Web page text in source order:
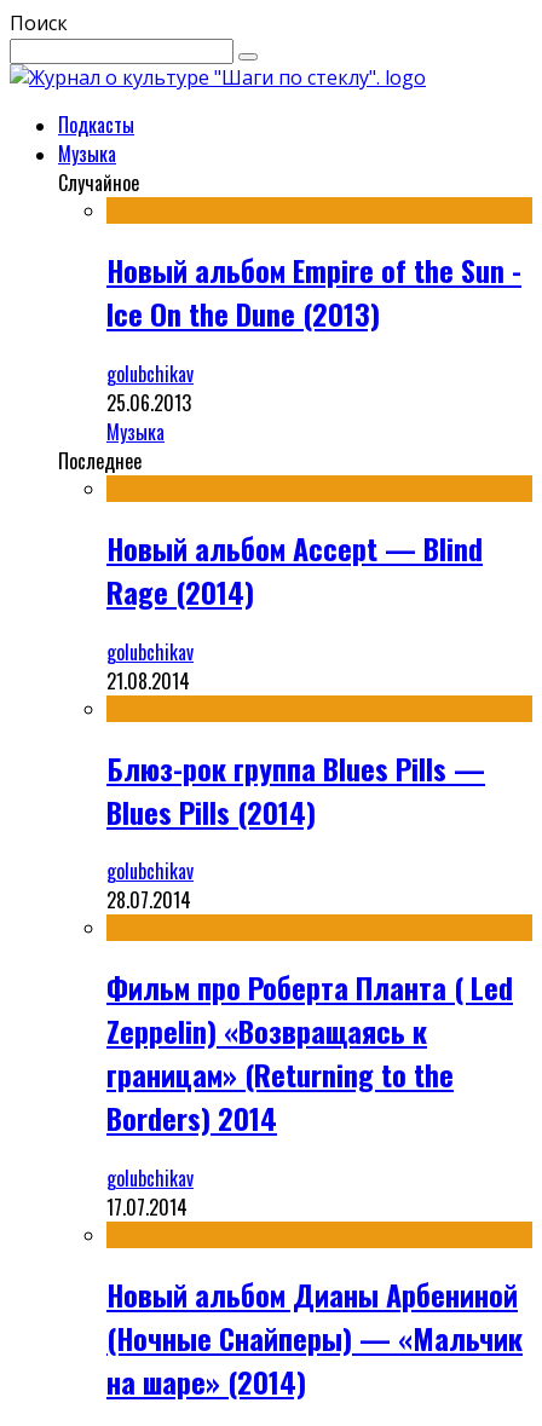
Поиск
Подкасты
Музыка
Случайное
Новый альбом Empire of the Sun -
Ice On the Dune (2013)
golubchikav
25.06.2013
Музыка
Последнее
Новый альбом Accept — Blind
Rage (2014)
golubchikav
21.08.2014
Блюз-рок группа Blues Pills —
Blues Pills (2014)
golubchikav
28.07.2014
Фильм про Роберта Планта ( Led
Zeppelin) «Возвращаясь к
границам» (Returning to the
Borders) 2014
golubchikav
17.07.2014
Новый альбом Дианы Арбениной
(Ночные Снайперы) — «Мальчик
на шаре» (2014)